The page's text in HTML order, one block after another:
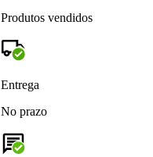
Produtos vendidos
Entrega
No prazo